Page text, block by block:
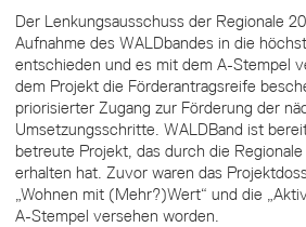
Der Lenkungsausschuss der Regionale
Aufnahme des WALDbandes in die
entschieden und es mit dem A-Stempel
dem Projekt die Förderantragsreife
priorisierter Zugang zur Förderung der
Umsetzungsschritte. WALDBand ist
betreute Projekt, das durch die
erhalten hat. Zuvor waren das
„Wohnen mit (Mehr?)Wert“ und die
A-Stempel versehen worden.